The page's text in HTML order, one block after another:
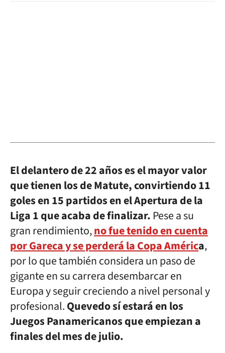
El delantero de 22 años es el mayor valor
que tienen los de Matute, convirtiendo 11
goles en 15 partidos en el Apertura de la
Liga 1 que acaba de finalizar. Pese a su
gran rendimiento,no fue tenido en cuenta
por Gareca y se perderá la Copa América,
por lo que también considera un paso de
gigante en su carrera desembarcar en
Europa y seguir creciendo a nivel personal y
profesional.Quevedo sí estará en los
Juegos Panamericanos que empiezan a
finales del mes de julio.